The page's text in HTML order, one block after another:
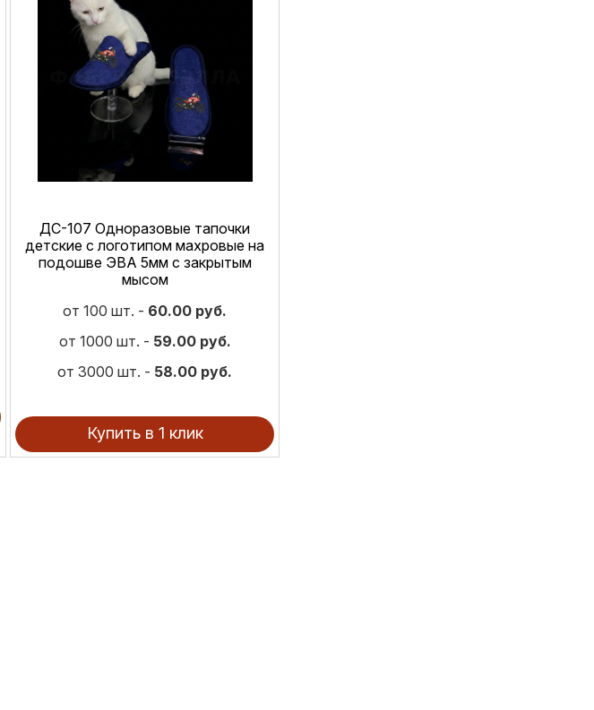
ДС-107 Одноразовые тапочки
детские с логотипом махровые на
подошве ЭВА 5мм с закрытым
мысом
от 100 шт. - 60.00 руб.
от 1000 шт. - 59.00 руб.
от 3000 шт. - 58.00 руб.
Купить в 1 клик